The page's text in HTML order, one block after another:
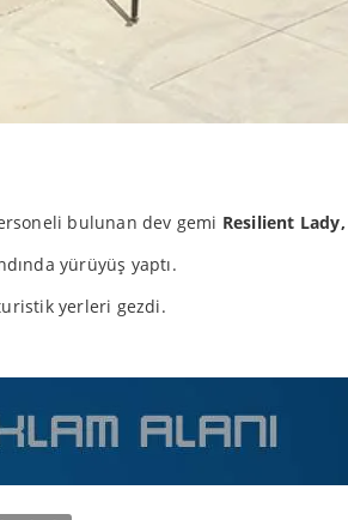
bulunan dev gemi Resilient
yürüyüş yaptı.
yerleri gezdi.